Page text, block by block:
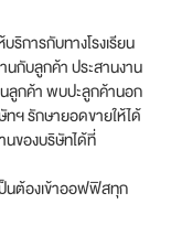
ริการกับทางโรงเรียน
กับลูกค้า ประสานงาน
ลูกค้า พบปะลูกค้านอก
ทฯ รักษายอดขายให้ได้
นของบริษัทได้ที่
นต้องเข้าออฟฟิสทุก